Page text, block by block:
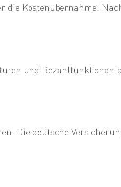
Kostenübernahme. Nach
und Bezahlfunktionen
Die deutsche